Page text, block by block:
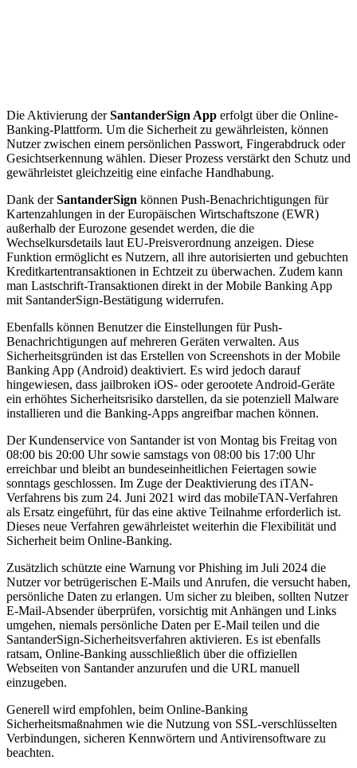
Die Aktivierung derSantanderSign App erfolgt über die Online-
Banking-Plattform. Um die Sicherheit zu gewährleisten, können
Nutzer zwischen einem persönlichen Passwort, Fingerabdruck oder
Gesichtserkennung wählen. Dieser Prozess verstärkt den Schutz und
gewährleistet gleichzeitig eine einfache Handhabung.
Dank derSantanderSign können Push-Benachrichtigungen für
Kartenzahlungen in der Europäischen Wirtschaftszone (EWR)
außerhalb der Eurozone gesendet werden, die die
Wechselkursdetails laut EU-Preisverordnung anzeigen. Diese
Funktion ermöglicht es Nutzern, all ihre autorisierten und gebuchten
Kreditkartentransaktionen in Echtzeit zu überwachen. Zudem kann
man Lastschrift-Transaktionen direkt in der Mobile Banking App
mit SantanderSign-Bestätigung widerrufen.
Ebenfalls können Benutzer die Einstellungen für Push-
Benachrichtigungen auf mehreren Geräten verwalten. Aus
Sicherheitsgründen ist das Erstellen von Screenshots in der Mobile
Banking App (Android) deaktiviert. Es wird jedoch darauf
hingewiesen, dass jailbroken iOS- oder gerootete Android-Geräte
ein erhöhtes Sicherheitsrisiko darstellen, da sie potenziell Malware
installieren und die Banking-Apps angreifbar machen können.
Der Kundenservice von Santander ist von Montag bis Freitag von
08:00 bis 20:00 Uhr sowie samstags von 08:00 bis 17:00 Uhr
erreichbar und bleibt an bundeseinheitlichen Feiertagen sowie
sonntags geschlossen. Im Zuge der Deaktivierung des iTAN-
Verfahrens bis zum 24. Juni 2021 wird das mobileTAN-Verfahren
als Ersatz eingeführt, für das eine aktive Teilnahme erforderlich ist.
Dieses neue Verfahren gewährleistet weiterhin die Flexibilität und
Sicherheit beim Online-Banking.
Zusätzlich schützte eine Warnung vor Phishing im Juli 2024 die
Nutzer vor betrügerischen E-Mails und Anrufen, die versucht haben,
persönliche Daten zu erlangen. Um sicher zu bleiben, sollten Nutzer
E-Mail-Absender überprüfen, vorsichtig mit Anhängen und Links
umgehen, niemals persönliche Daten per E-Mail teilen und die
SantanderSign-Sicherheitsverfahren aktivieren. Es ist ebenfalls
ratsam, Online-Banking ausschließlich über die offiziellen
Webseiten von Santander anzurufen und die URL manuell
einzugeben.
Generell wird empfohlen, beim Online-Banking
Sicherheitsmaßnahmen wie die Nutzung von SSL-verschlüsselten
Verbindungen, sicheren Kennwörtern und Antivirensoftware zu
beachten.